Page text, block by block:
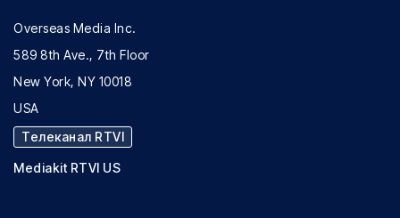
Overseas Media Inc.
589 8th Ave., 7th Floor
New York, NY 10018
USA
Телеканал RTVI
Mediakit RTVI US